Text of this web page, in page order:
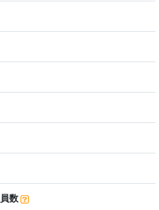
数